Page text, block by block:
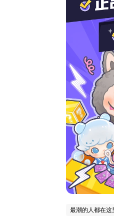
最潮的人都在这